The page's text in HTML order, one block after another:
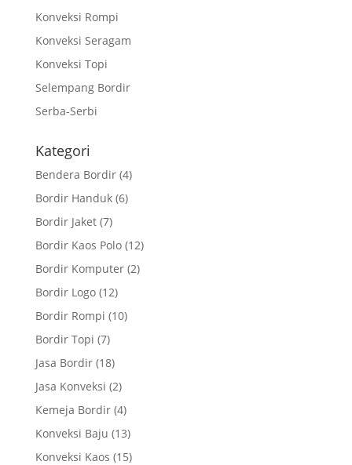
Konveksi Rompi
Konveksi Seragam
Konveksi Topi
Selempang Bordir
Serba-Serbi
Kategori
Bendera Bordir(4)
Bordir Handuk(6)
Bordir Jaket(7)
Bordir Kaos Polo(12)
Bordir Komputer(2)
Bordir Logo(12)
Bordir Rompi (10)
Bordir Topi (7)
Jasa Bordir(18)
Jasa Konveksi (2)
Kemeja Bordir(4)
Konveksi Baju (13)
Konveksi Kaos (15)